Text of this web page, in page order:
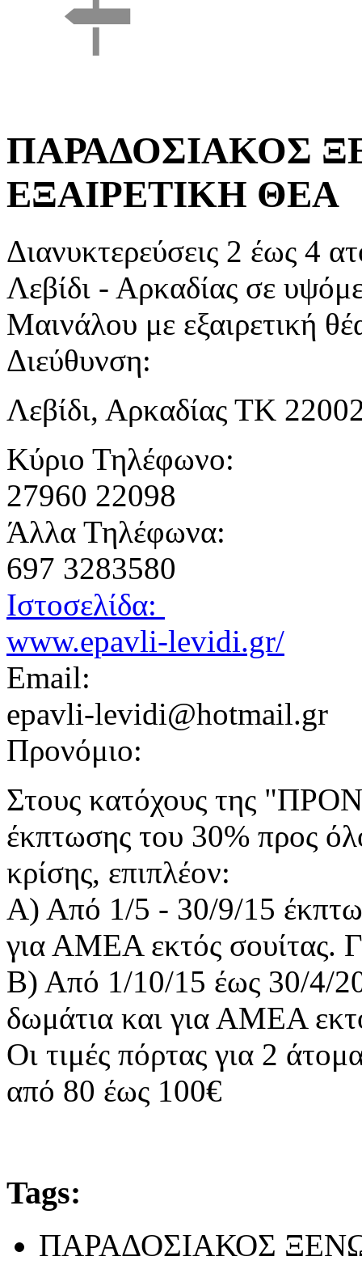
ΠΑΡΑΔΟΣΙΑΚΟΣ
ΕΞΑΙΡΕΤΙΚΗ ΘΕΑ
Διανυκτερεύσεις 2 έως
Λεβίδι - Αρκαδίας σε
Μαινάλου με εξαιρετική
Διεύθυνση:
Λεβίδι, Αρκαδίας ΤΚ
Κύριο Τηλέφωνο:
27960 22098
Άλλα Τηλέφωνα:
697 3283580
Ιστοσελίδα:
www.epavli-levidi.gr/
Email:
epavli-levidi@hotmail.gr
Προνόμιο:
Στους κατόχους της
έκπτωσης του 30% προς
κρίσης, επιπλέον:
Α) Από 1/5 - 30/9/15
για ΑΜΕΑ εκτός σουίτας.
Β) Από 1/10/15 έως 30/4/
δωμάτια και για ΑΜΕΑ
Οι τιμές πόρτας για 2
από 80 έως 100€
Tags:
ΠΑΡΑΔΟΣΙΑΚΟΣ